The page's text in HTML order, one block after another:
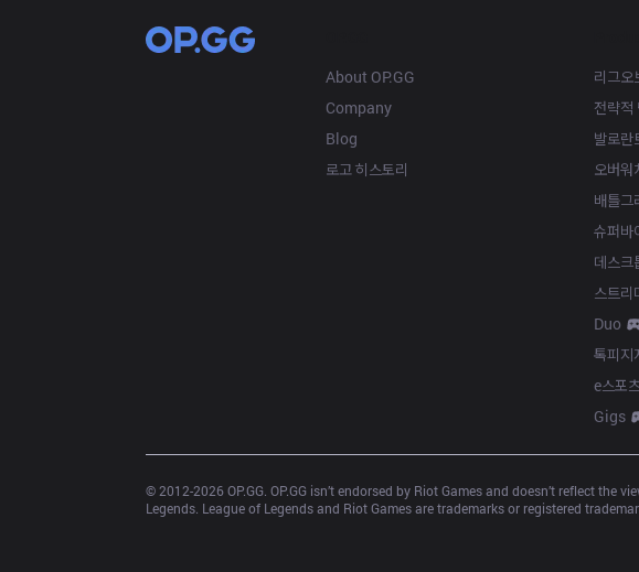
About OP.GG
Company
Blog
로고 히스토리
리그오
전략적
발로란
오버워
배틀그
슈퍼바
데스크
스트리
Duo
톡피지
e스포
Gigs
© 2012-2026 OP.GG. OP.GG isn’t endorsed by Riot Games and doesn’t reflect
Legends. League of Legends and Riot Games are trademarks or registered